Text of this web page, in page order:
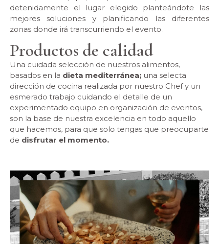
detenidamente el lugar elegido planteándote las
mejores soluciones y planificando las diferentes
zonas donde irá transcurriendo el evento.
Productos de calidad
Una cuidada selección de nuestros alimentos,
basados en la dieta mediterránea; una selecta
dirección de cocina realizada por nuestro Chef y un
esmerado trabajo cuidando el detalle de un
experimentado equipo en organización de eventos,
son la base de nuestra excelencia en todo aquello
que hacemos, para que solo tengas que preocuparte
de disfrutar el momento.